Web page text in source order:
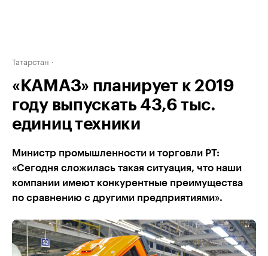
Татарстан
«КАМАЗ» планирует к 2019
году выпускать 43,6 тыс.
единиц техники
Министр промышленности и торговли РТ:
«Сегодня сложилась такая ситуация, что наши
компании имеют конкурентные преимущества
по сравнению с другими предприятиями».